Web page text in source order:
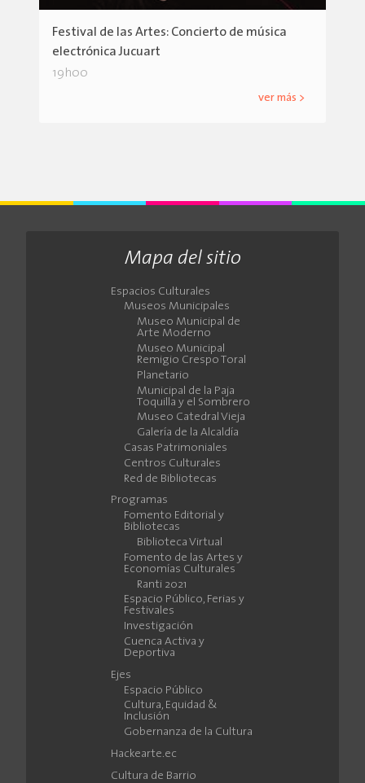
Festival de las Artes: Concierto de música
electrónica Jucuart
19h00
ver más >
Mapa del sitio
Espacios Culturales
Museos Municipales
Museo Municipal de
Arte Moderno
Museo Municipal
Remigio Crespo Toral
Planetario
Municipal de la Paja
Toquilla y el Sombrero
Museo Catedral Vieja
Galería de la Alcaldía
Casas Patrimoniales
Centros Culturales
Red de Bibliotecas
Programas
Fomento Editorial y
Bibliotecas
Biblioteca Virtual
Fomento de las Artes y
Economías Culturales
Ranti 2021
Espacio Público, Ferias y
Festivales
Investigación
Cuenca Activa y
Deportiva
Ejes
Espacio Público
Cultura, Equidad &
Inclusión
Gobernanza de la Cultura
Hackearte.ec
Cultura de Barrio